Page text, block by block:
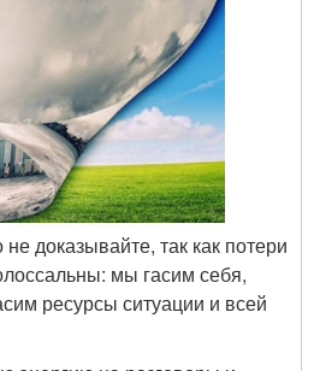
доказывайте, так как потери
мы гасим себя,
ресурсы ситуации и всей